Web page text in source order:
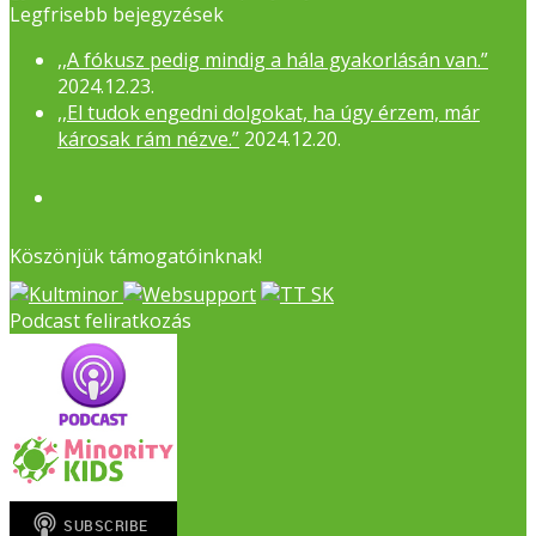
Legfrisebb bejegyzések
,,A fókusz pedig mindig a hála gyakorlásán van.”
2024.12.23.
,,El tudok engedni dolgokat, ha úgy érzem, már
károsak rám nézve.” 2024.12.20.
Köszönjük támogatóinknak!
Podcast feliratkozás